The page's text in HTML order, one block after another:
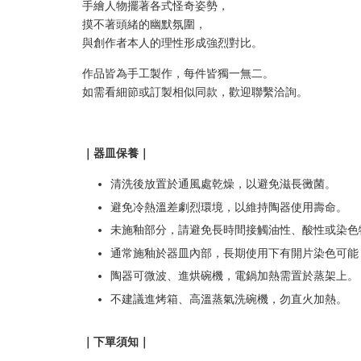
手繪人物擺著各式怪奇姿勢，
摸不著頭緒的幽默氛圍，
與創作者本人的理性形成強烈對比。
作品皆為手工製作，每件皆獨一無二。
如需看細節或訂製相似同款，歡迎聯繫洽詢。
｜器皿保養｜
清洗後放置於通風處乾燥，以避免滋長黴菌。
避免冷熱溫差劇烈環境，以維持陶器使用壽命。
未施釉部分，請避免長時間接觸油性、酸性或染色
通常施釉於器皿內部，長期使用下有開片染色可能
陶器可微波、進烘碗機，電鍋加熱需置於蒸架上。
不建議進烤箱、高溫蒸氣洗碗機，勿直火加熱。
｜下單須知｜